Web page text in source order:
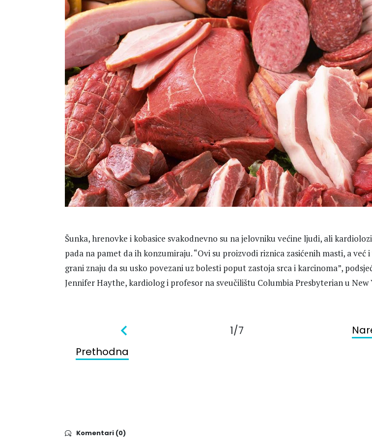
Šunka, hrenovke i kobasice svakodnevno su na jelovniku većine ljudi, ali
pada na pamet da ih konzumiraju. “Ovi su proizvodi riznica zasićenih masti, a već
grani znaju da su usko povezani uz bolesti poput zastoja srca i karcinoma”,
Jennifer Haythe, kardiolog i profesor na sveučilištu Columbia Presbyterian u New
Prethodna
1/7
Komentari (0)